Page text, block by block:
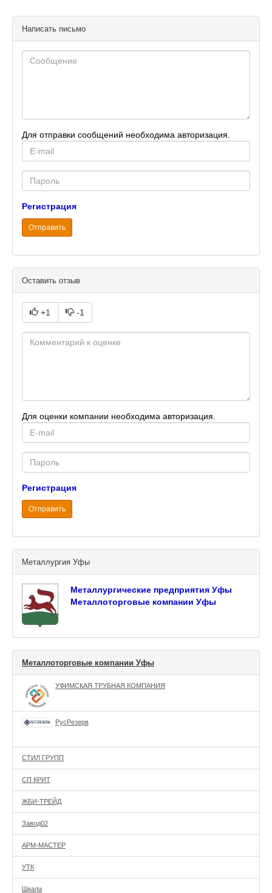
Написать письмо
Для отправки сообщений необходима авторизация.
mail
Password
Регистрация
Отправить
Оставить отзыв
+1 -1
Для оценки компании необходима авторизация.
mail
Password
Регистрация
Отправить
Металлургия Уфы
Металлургические предприятия Уфы
Металлоторговые компании Уфы
Металлоторговые компании Уфы
УФИМСКАЯ ТРУБНАЯ КОМПАНИЯ
РусРезерв
СТИЛ ГРУПП
СП КРИТ
ЖБИ-ТРЕЙД
Завод02
АРМ-МАСТЕР
УТК
Шкала